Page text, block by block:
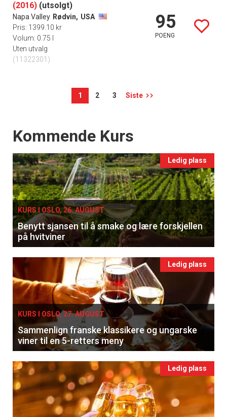
(2016) (utsolgt)
Napa Valley Rødvin, USA
Pris: 1399.10 kr
Volum: 0.75 l
Uten utvalg
(11322301)
95
POENG
1 2 3 Siste
Events
Kommende Kurs
Ledig plass
KURS I OSLO, 26. AUGUST
Benytt sjansen til å smake og lære forskjellen
på hvitviner
Ledig plass
KURS I OSLO, 27. AUGUST
Sammenlign franske klassikere og ungarske
viner til en 5-retters meny
Ledig plass